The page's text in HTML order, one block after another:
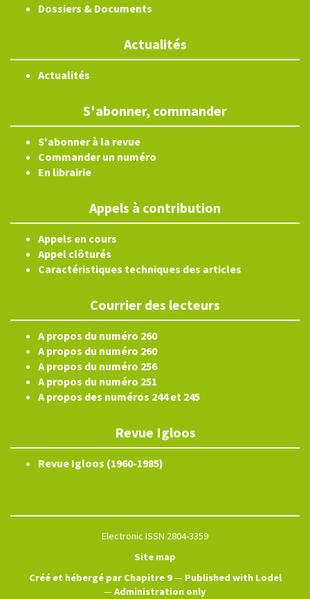
Dossiers & Documents
Actualités
Actualités
S'abonner, commander
S'abonner à la revue
Commander un numéro
En librairie
Appels à contribution
Appels en cours
Appel clôturés
Caractéristiques techniques des articles
Courrier des lecteurs
A propos du numéro 260
A propos du numéro 260
A propos du numéro 256
A propos du numéro 251
A propos des numéros 244 et 245
Revue Igloos
Revue Igloos (1960-1985)
Electronic ISSN 2804-3359
Site map
Créé et hébergé par Chapitre 9— Published with Lodel
— Administration only